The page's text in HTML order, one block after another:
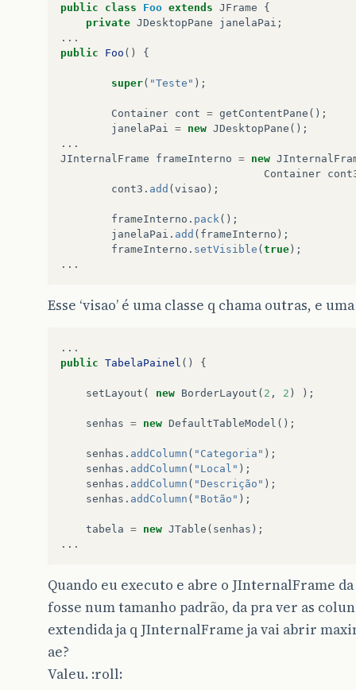
//Retorna um resultset com os
con
= Conexao . getConexaoAccess
ps
rs
} catch ( ClassNotFoundException
/** @todo  Falta inserir uma api
System
. out println ( " Erro Class
}
/** @todo  Falta inserir uma api
System
out println
" Erro
}
Vector vecDados = new Vector ();
try
{
0;
vecLinhaDados . add ( rs .
co_int = rs.getInt (
if ( co_int == 0 )
vecLinhaDados
else
vecLinhaDados
vecLinhaDados .
importarsimnao = false;
modelo setDataVector
}
public class Foo extends JFrame
{
private JDesktopPane janelaPai ;
...
public
Foo () {
super( "Teste" );
Container cont = getContentPane ();
janelaPai
= new JDesktopPane ();
...
JInternalFrame
frameInterno = new
Container
cont3 . add ( visao );
frameInterno . pack ();
janelaPai . add ( frameInterno );
frameInterno . setVisible ( true );
...
Esse ‘visao’ é uma classe q chama outras, e
...
public TabelaPainel () {
setLayout ( new BorderLayout ( 2 , 2 ) );
senhas = new DefaultTableModel ();
senhas . addColumn ( "Categoria" );
senhas . addColumn ( "Local" );
senhas . addColumn ( "Descrição" );
senhas . addColumn ( "Botão" );
tabela = new JTable ( senhas );
...
Quando eu executo e abre o JInternalFrame
fosse num tamanho padrão, da pra ver as
extendida ja q JInternalFrame ja vai abrir
ae?
Valeu. :roll: